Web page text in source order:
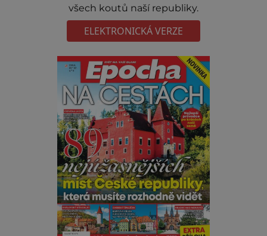
všech koutů naší republiky.
ELEKTRONICKÁ VERZE